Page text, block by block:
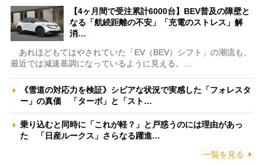
【4ヶ月間で受注累計6000台】BEV普及の障壁と
なる「航続距離の不安」「充電のストレス」解
消…
あれほどもてはやされていた「EV（BEV）シフト」の潮流も、
最近では減速基調になっているように見える。…
《雪道の対応力を検証》シビアな状況で実感した「フォレスタ
ー」の真価 「ターボ」と「スト…
乗り込むと同時に「これが軽？」と戸惑うのには理由があっ
た 「日産ルークス」さらなる躍進…
一覧を見る